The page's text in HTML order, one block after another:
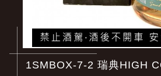
1SMBOX-7-2 瑞典HIGH